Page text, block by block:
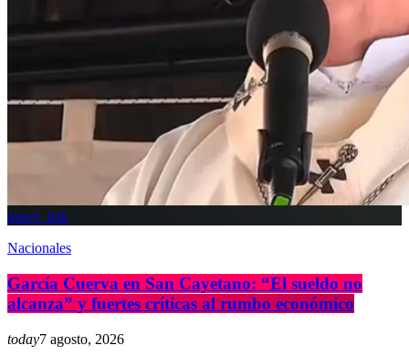
insert_link
Nacionales
García Cuerva en San Cayetano: “El sueldo no
alcanza” y fuertes críticas al rumbo económico
today7 agosto, 2026